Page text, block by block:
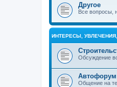
Другое
Все вопросы,
ИНТЕРЕСЫ,
Обсуждение
Автофорум
Общение на